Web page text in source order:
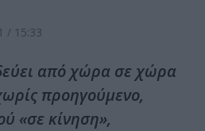
/ 15:33
από χώρα σε χώρα
προηγούμενο,
«σε κίνηση»,